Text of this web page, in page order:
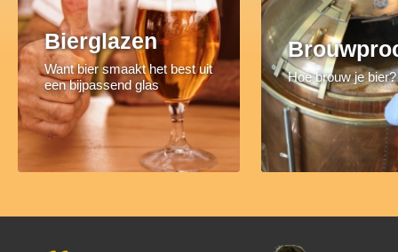
Bierglazen
Want bier smaakt het best uit
een bijpassend glas
Hoe brouw je bier?